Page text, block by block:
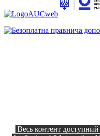
Весь контент доступний